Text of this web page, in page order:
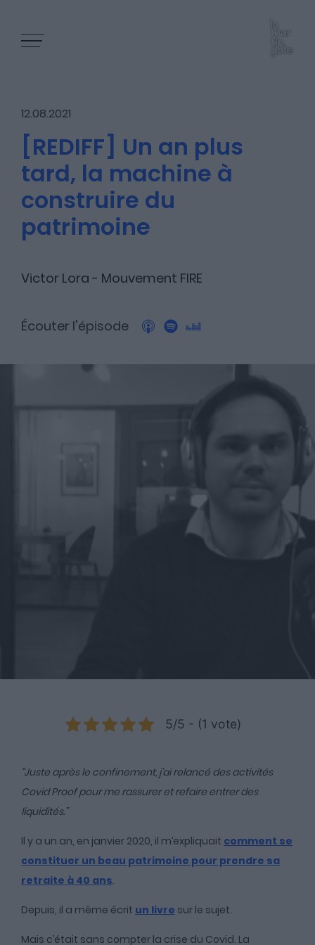
Les épisodes
Les articles
A propos
la plateforme qui démocratise l’investissement en private
equity et en dette privée.
12.08.2021
[REDIFF] Un an plus
tard, la machine à
construire du
patrimoine
Victor Lora - Mouvement FIRE
Écouter l'épisode
5/5 - (1 vote)
“Juste après le confinement, j’ai relancé des activités
Covid Proof pour me rassurer et refaire entrer des
liquidités.”
Il y a un an, en janvier 2020, il m’expliquait comment se
constituer un beau patrimoine pour prendre sa
retraite à 40 ans.
Depuis, il a même écrit un livre sur le sujet.
Mais c’était sans compter la crise du Covid. La